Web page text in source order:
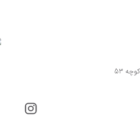
53